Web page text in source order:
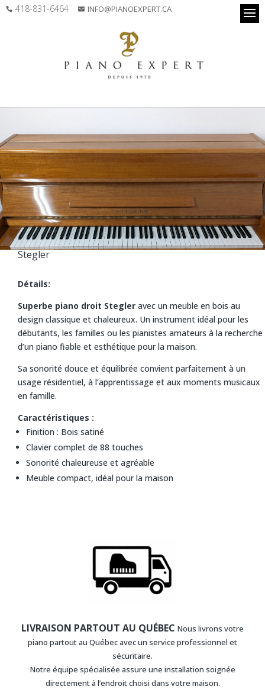
418-831-6464 INFO@PIANOEXPERT.CA
Stegler
Détails:
Superbe piano droit Stegler avec un meuble en bois au
design classique et chaleureux. Un instrument idéal pour les
débutants, les familles ou les pianistes amateurs à la recherche
d’un piano fiable et esthétique pour la maison.
Sa sonorité douce et équilibrée convient parfaitement à un
usage résidentiel, à l’apprentissage et aux moments musicaux
en famille.
Caractéristiques :
Finition : Bois satiné
Clavier complet de 88 touches
Sonorité chaleureuse et agréable
Meuble compact, idéal pour la maison
LIVRAISON PARTOUT AU QUÉBEC Nous livrons votre
piano partout au Québec avec un service professionnel et
sécuritaire.
Notre équipe spécialisée assure une installation soignée
directement à l’endroit choisi dans votre maison.